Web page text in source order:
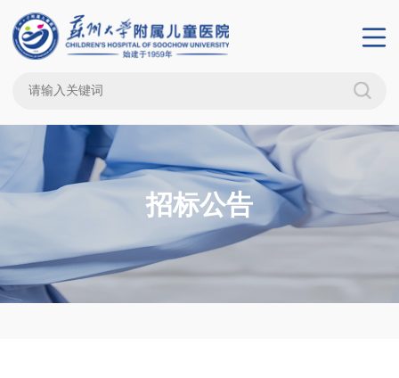
招标公告